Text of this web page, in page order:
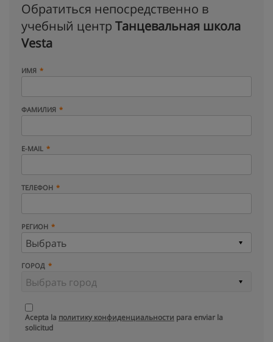
Обратиться непосредственно в
учебный центр Танцевальная школа
Vesta
ИМЯ
ФАМИЛИЯ
E-MAIL
ТЕЛЕФОН
РЕГИОН
ГОРОД
Acepta la политику конфиденциальности para enviar la
solicitud